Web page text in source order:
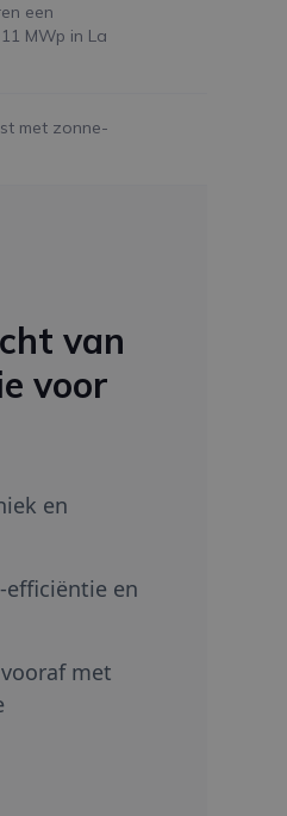
een
MWp in La
met zonne-
van
voor
en
efficiëntie en
met